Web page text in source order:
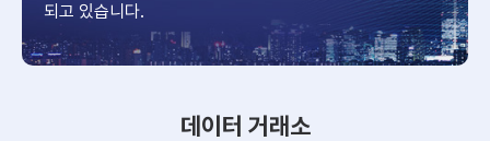
되고 있습니다.
데이터 거래소